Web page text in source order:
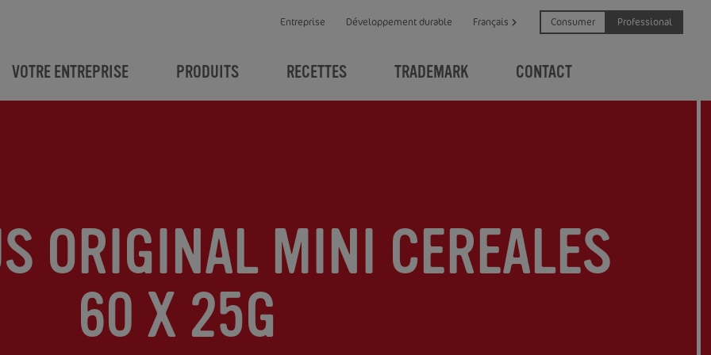
Entreprise Développement durable Français Professional
Consumer
VOTRE ENTREPRISE PRODUITS RECETTES TRADEMARK CONTACT
ORIGINAL MINI CEREALES
60 X 25G